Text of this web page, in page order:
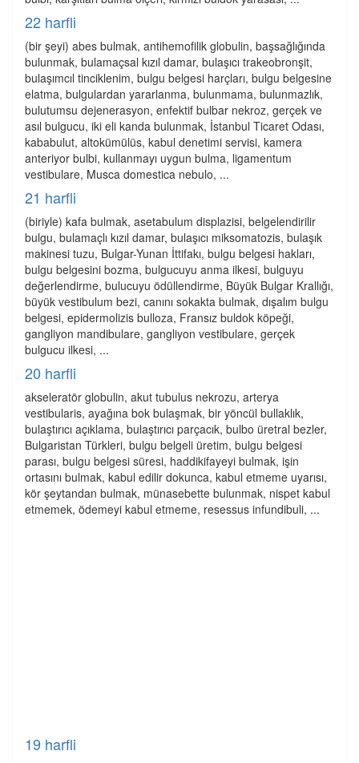
22 harfli
(bir şeyi) abes bulmak, antihemofilik globulin, başsağlığında
bulunmak, bulamaçsal kızıl damar, bulaşıcı trakeobronşit,
bulaşımcıl tinciklenim, bulgu belgesi harçları, bulgu belgesine
elatma, bulgulardan yararlanma, bulunmama, bulunmazlık,
bulutumsu dejenerasyon, enfektif bulbar nekroz, gerçek ve
asıl bulgucu, iki eli kanda bulunmak, İstanbul Ticaret Odası,
kababulut, altokümülüs, kabul denetimi servisi, kamera
anteriyor bulbi, kullanmayı uygun bulma, ligamentum
vestibulare, Musca domestica nebulo, ...
21 harfli
(biriyle) kafa bulmak, asetabulum displazisi, belgelendirilir
bulgu, bulamaçlı kızıl damar, bulaşıcı miksomatozis, bulaşık
makinesi tuzu, Bulgar-Yunan İttifakı, bulgu belgesi hakları,
bulgu belgesini bozma, bulgucuyu anma ilkesi, bulguyu
değerlendirme, bulucuyu ödüllendirme, Büyük Bulgar Krallığı,
büyük vestibulum bezi, canını sokakta bulmak, dışalım bulgu
belgesi, epidermolizis bulloza, Fransız buldok köpeği,
gangliyon mandibulare, gangliyon vestibulare, gerçek
bulgucu ilkesi, ...
20 harfli
akseleratör globulin, akut tubulus nekrozu, arterya
vestibularis, ayağına bok bulaşmak, bir yöncül bullaklık,
bulaştırıcı açıklama, bulaştırıcı parçacık, bulbo üretral bezler,
Bulgaristan Türkleri, bulgu belgeli üretim, bulgu belgesi
parası, bulgu belgesi süresi, haddikifayeyi bulmak, işin
ortasını bulmak, kabul edilir dokunca, kabul etmeme uyarısı,
kör şeytandan bulmak, münasebette bulunmak, nispet kabul
etmemek, ödemeyi kabul etmeme, resessus infundibuli, ...
19 harfli